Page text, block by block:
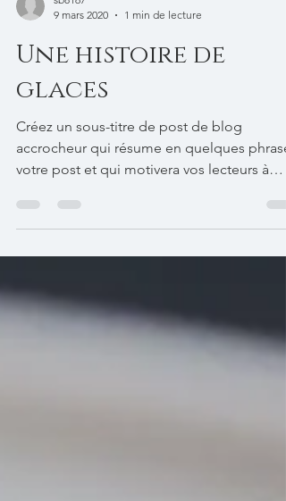
sb8167
9 mars 2020
1 min de lecture
Une histoire de
glaces
votre post et qui motivera vos lecteurs à
continuer à lire....